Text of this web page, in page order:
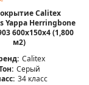
Calitex
Yappa Herringbone
600x150x4 (1,800
м2)
Calitex
Серый
34 класс